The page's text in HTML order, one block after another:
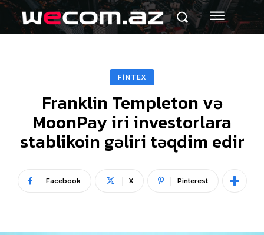
FİNTEX
Franklin Templeton və
MoonPay iri investorlara
stablikoin gəliri təqdim edir
Facebook X Pinterest